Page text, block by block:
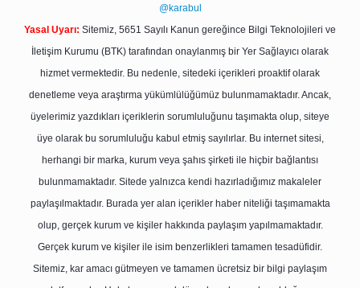
@karabul
Yasal Uyarı: Sitemiz, 5651 Sayılı Kanun gereğince Bilgi Teknolojileri ve
İletişim Kurumu (BTK) tarafından onaylanmış bir Yer Sağlayıcı olarak
hizmet vermektedir. Bu nedenle, sitedeki içerikleri proaktif olarak
denetleme veya araştırma yükümlülüğümüz bulunmamaktadır. Ancak,
üyelerimiz yazdıkları içeriklerin sorumluluğunu taşımakta olup, siteye
üye olarak bu sorumluluğu kabul etmiş sayılırlar. Bu internet sitesi,
herhangi bir marka, kurum veya şahıs şirketi ile hiçbir bağlantısı
bulunmamaktadır. Sitede yalnızca kendi hazırladığımız makaleler
paylaşılmaktadır. Burada yer alan içerikler haber niteliği taşımamakta
olup, gerçek kurum ve kişiler hakkında paylaşım yapılmamaktadır.
Gerçek kurum ve kişiler ile isim benzerlikleri tamamen tesadüfidir.
Sitemiz, kar amacı gütmeyen ve tamamen ücretsiz bir bilgi paylaşım